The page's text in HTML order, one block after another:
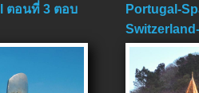
ตอนที่ 3 ตอบ
Portugal-